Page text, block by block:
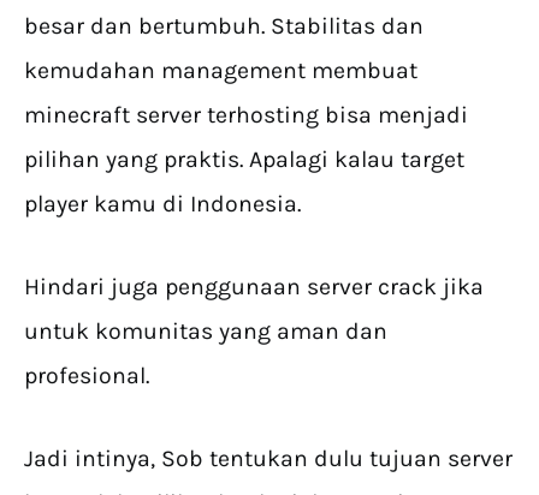
besar dan bertumbuh. Stabilitas dan
kemudahan management membuat
minecraft server terhosting bisa menjadi
pilihan yang praktis. Apalagi kalau target
player kamu di Indonesia.
Hindari juga penggunaan server crack jika
untuk komunitas yang aman dan
profesional.
Jadi intinya, Sob tentukan dulu tujuan server